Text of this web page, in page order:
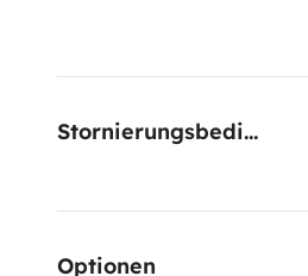
Stornierungsbedingungen
Optionen